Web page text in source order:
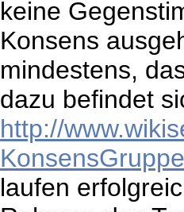
keine
Konsens
mindestens,
dazu befindet
http://
KonsensGruppe
laufen